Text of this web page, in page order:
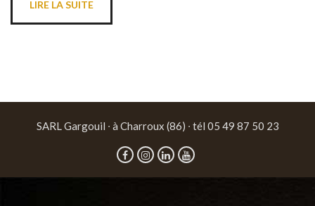
LIRE LA SUITE
SARL Gargouil ∙ à Charroux (86) ∙ tél 05 49 87 50 23